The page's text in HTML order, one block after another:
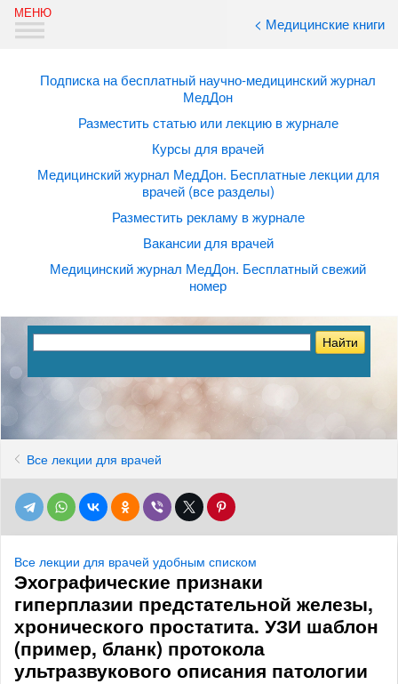
< Медицинские книги
Подписка на бесплатный научно-медицинский журнал
МедДон
Разместить статью или лекцию в журнале
Курсы для врачей
Медицинский журнал МедДон. Бесплатные лекции для
врачей (все разделы)
Разместить рекламу в журнале
Вакансии для врачей
Медицинский журнал МедДон. Бесплатный свежий
номер
Все лекции для врачей
Все лекции для врачей удобным списком
Эхографические признаки
гиперплазии предстательной железы,
хронического простатита. УЗИ шаблон
(пример, бланк) протокола
ультразвукового описания патологии